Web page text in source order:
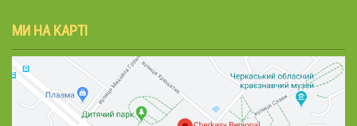
МИ НА КАРТІ